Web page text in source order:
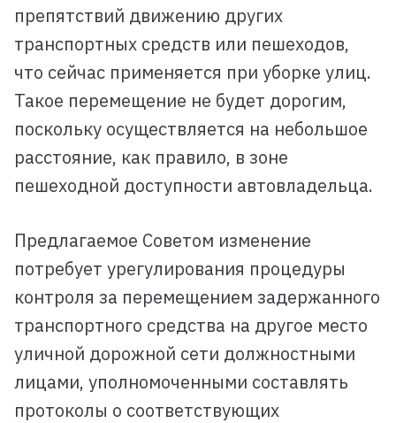
препятствий движению других
транспортных средств или пешеходов,
что сейчас применяется при уборке улиц.
Такое перемещение не будет дорогим,
поскольку осуществляется на небольшое
расстояние, как правило, в зоне
пешеходной доступности автовладельца.
Предлагаемое Советом изменение
потребует урегулирования процедуры
контроля за перемещением задержанного
транспортного средства на другое место
уличной дорожной сети должностными
лицами, уполномоченными составлять
протоколы о соответствующих